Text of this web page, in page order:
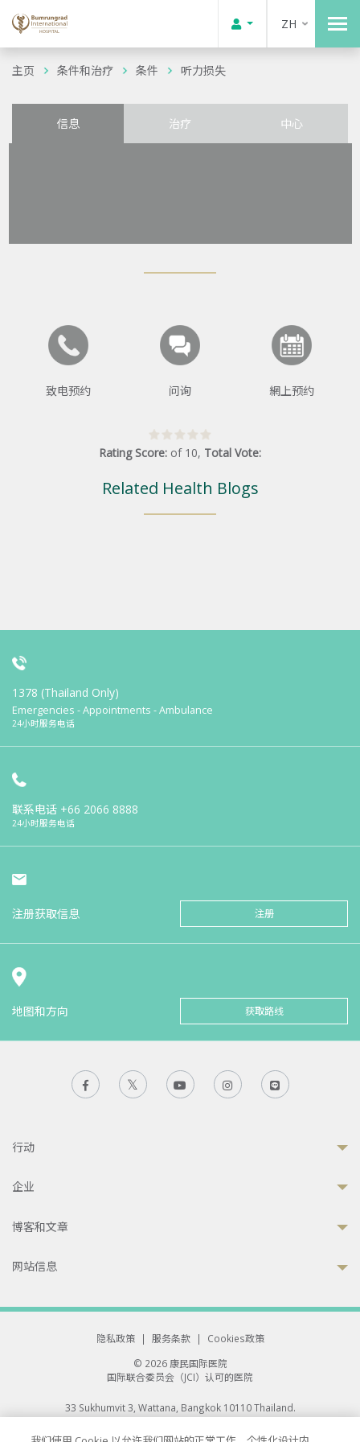
ZH
主页 条件和治疗 条件 听力损失
信息 治疗 中心
致电预约 问询 網上预约
Rating Score: of 10, Total Vote:
Related Health Blogs
1378 (Thailand Only)
Emergencies - Appointments - Ambulance
24小时服务电话
联系电话 +66 2066 8888
24小时服务电话
注册获取信息 注册
地图和方向 获取路线
行动
企业
博客和文章
网站信息
隐私政策 | 服务条款 |
Cookies政策
© 2026 康民国际医院
国际联合委员会（JCI）认可的医院
33 Sukhumvit 3, Wattana, Bangkok 10110 Thailand.
All rights reserved.